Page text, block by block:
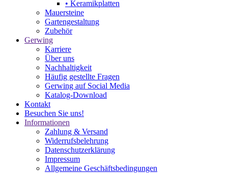
• Keramikplatten
Mauersteine
Gartengestaltung
Zubehör
Gerwing
Karriere
Über uns
Nachhaltigkeit
Häufig gestellte Fragen
Gerwing auf Social Media
Katalog-Download
Kontakt
Besuchen Sie uns!
Informationen
Zahlung & Versand
Widerrufsbelehrung
Datenschutz­erklärung
Impressum
Allgemeine Geschäftsbedingungen